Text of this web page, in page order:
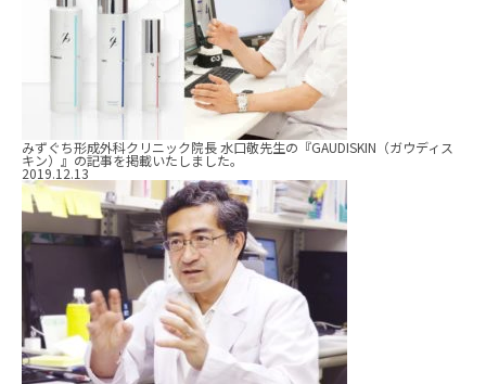
みずぐち形成外科クリニック院長 水口敬先生の『GAUDISKIN（ガウディス
キン）』の記事を掲載いたしました。
2019.12.13